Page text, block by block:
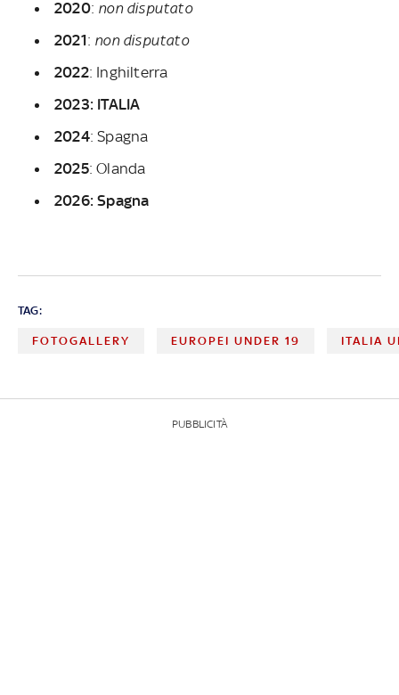
2020: non disputato
2021: non disputato
2022: Inghilterra
2023: ITALIA
2024: Spagna
2025: Olanda
2026: Spagna
TAG:
FOTOGALLERY EUROPEI UNDER 19 ITALIA
PUBBLICITÀ